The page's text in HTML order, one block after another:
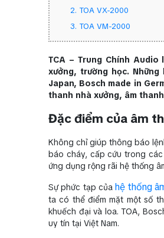
2. TOA VX-2000
3. TOA VM-2000
TCA – Trung Chính
xưởng, trường học.
Japan, Bosch made in
thanh nhà xưởng, âm
Đặc điểm của âm
Không chỉ giúp thông báo
báo cháy, cấp cứu trong
ứng dụng rộng rãi hệ thống
Sự phức tạp của hệ thống
ta có thể điểm mặt một số
khuếch đại và loa. TOA,
uy tín tại Việt Nam.